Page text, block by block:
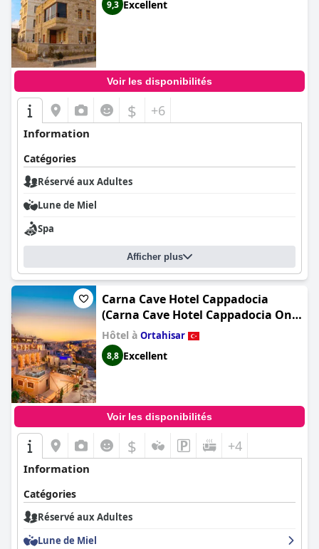
la terrasse et la possibilité de déguster du vin sur la véranda, fait
de la maison Yusuf Bey un choix charmant pour les couples. Sa
combinaison d'hospitalité chaleureuse, d'emplacement
stratégique et de propreté impeccable garantit un séjour
agréable à tous les visiteurs.
9,3 Excellent
Voir les disponibilités
$ +6
Information
Catégories
Réservé aux Adultes
Lune de Miel
Spa
Afficher plus
Carna Cave Hotel Cappadocia
(Carna Cave Hotel Cappadocia Only
Adult)
Hôtel à Ortahisar
8,8 Excellent
Voir les disponibilités
$ +4
Information
Catégories
Réservé aux Adultes
Lune de Miel